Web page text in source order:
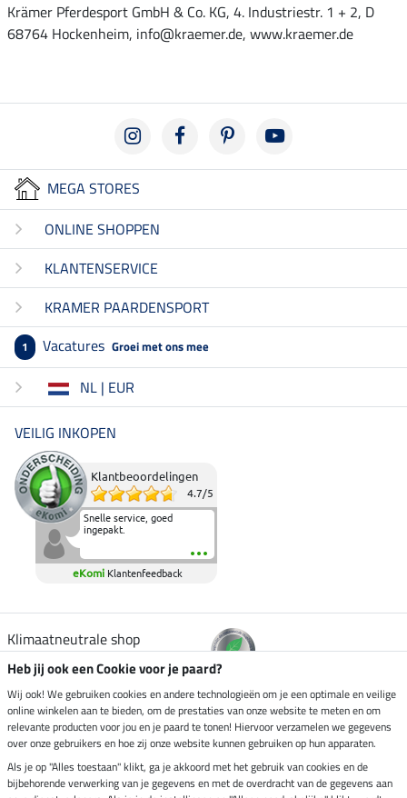
Krämer Pferdesport GmbH & Co. KG, 4. Industriestr. 1 + 2, D
68764 Hockenheim, info@kraemer.de, www.kraemer.de
MEGA STORES
ONLINE SHOPPEN
KLANTENSERVICE
KRAMER PAARDENSPORT
1 Vacatures Groei met ons mee
NL | EUR
VEILIG INKOPEN
Klantbeoordelingen
4.7/5
Snelle service, goed
ingepakt.
eKomi Klantenfeedback
Klimaatneutrale shop
Verzending per
Veilig betalen met
Heb jij ook een Cookie voor je paard?
Wij ook! We gebruiken cookies en andere technologieën om je een optimale en veilige
online winkelen aan te bieden, om de prestaties van onze website te meten en om
relevante producten voor jou en je paard te tonen! Hiervoor verzamelen we gegevens
over onze gebruikers en hoe zij onze website kunnen gebruiken op hun apparaten.
Als je op "Alles toestaan" klikt, ga je akkoord met het gebruik van cookies en de
bijbehorende verwerking van je gegevens en met de overdracht van de gegevens aan